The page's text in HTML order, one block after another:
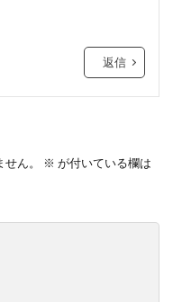
返信
ん。 ※ が付いている欄は